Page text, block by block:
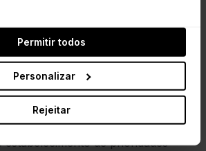
Permitir todos
Personalizar
Rejeitar
acharam a ferramenta intuitiva e
solicitar categorias de serviços
dos agentes
de gerentes de operações e
TI em 58 escolas.
: automatização dos fluxos
estabelecimento de prioridades